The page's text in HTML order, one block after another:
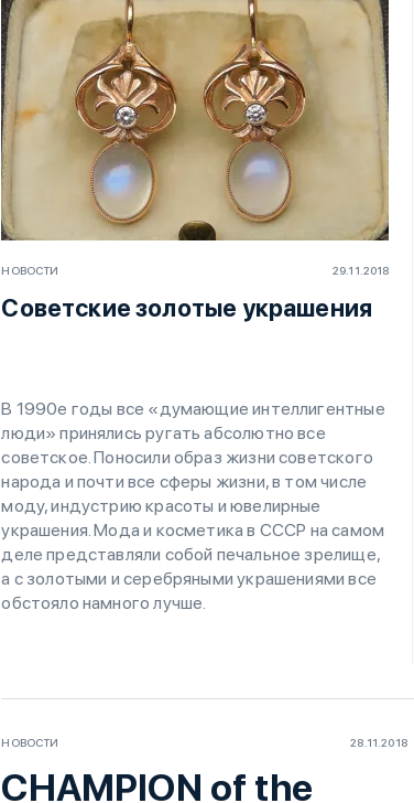
НОВОСТИ 29.11.2018
Советские золотые украшения
В 1990е годы все «думающие интеллигентные
люди» принялись ругать абсолютно все
советское. Поносили образ жизни советского
народа и почти все сферы жизни, в том числе
моду, индустрию красоты и ювелирные
украшения. Мода и косметика в СССР на самом
деле представляли собой печальное зрелище,
а с золотыми и серебряными украшениями все
обстояло намного лучше.
НОВОСТИ 28.11.2018
CHAMPION of the